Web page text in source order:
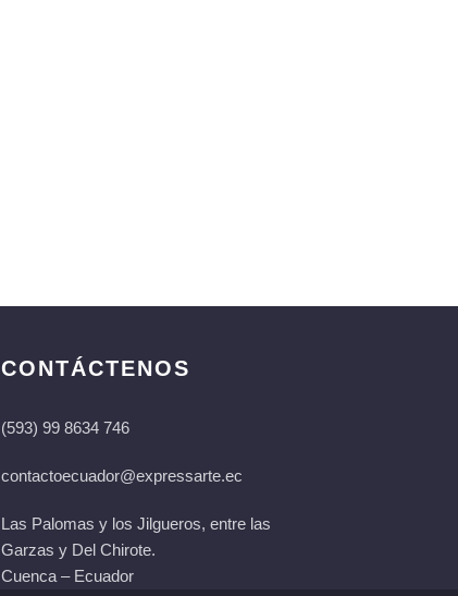
CONTÁCTENOS
(593) 99 8634 746
contactoecuador@expressarte.ec
Las Palomas y los Jilgueros, entre las
Garzas y Del Chirote.
Cuenca – Ecuador